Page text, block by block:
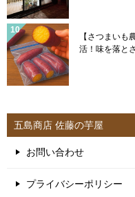
【さつまいも
活！味を落と
五島商店 佐藤の芋屋
お問い合わせ
プライバシーポリシー